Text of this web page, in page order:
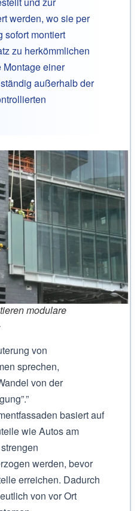
werden, wo sie per
sofort montiert
zu herkömmlichen
Montage einer
außerhalb der
modulare
von
sprechen,
von der
basiert auf
wie Autos am
werden, bevor
erreichen. Dadurch
von vor Ort